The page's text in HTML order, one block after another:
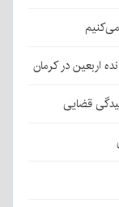
قضایی